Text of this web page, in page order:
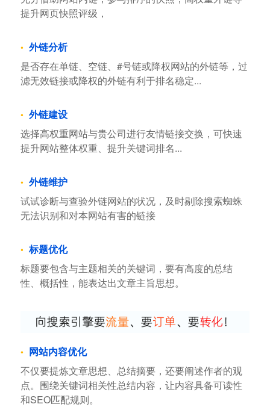
提升网页快照评级，
外链分析
是否存在单链、空链、#号链或降权网站的外链等，过
滤无效链接或降权的外链有利于排名稳定...
外链建设
选择高权重网站与贵公司进行友情链接交换，可快速
提升网站整体权重、提升关键词排名...
外链维护
试试诊断与查验外链网站的状况，及时剔除搜索蜘蛛
无法识别和对本网站有害的链接
标题优化
标题要包含与主题相关的关键词，要有高度的总结
性、概括性，能表达出文章主旨思想。
网站内容优化
不仅要提炼文章思想、总结摘要，还要阐述作者的观
点。围绕关键词相关性总结内容，让内容具备可读性
和SEO匹配规则。